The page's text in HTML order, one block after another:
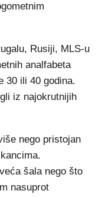
Rusiji, MLS-u
analfabeta
30 ili 40 godina.
iz najokrutnijih
nego pristojan
šala nego što
nasuprot